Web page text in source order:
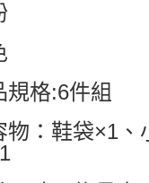
規格:6件組
物：鞋袋×1、